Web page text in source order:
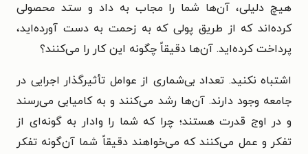
هیچ دلیلی، آن‌ها شما را مجاب به داد و ستد محصولی
کرده‌اند که از طریق پولی که به زحمت به دست آورده‌اید،
پرداخت کرده‌اید. آن‌ها دقیقاً چگونه این کار را می‌کنند؟
اشتباه نکنید. تعداد بی‌شماری از عوامل تأثیرگذار اجرایی در
جامعه وجود دارند. آن‌ها رشد می‌کنند و به کامیابی می‌رسند
و در اوج قدرت هستند؛ چرا که شما را وادار به گونه‌ای از
تفکر و عمل می‌کنند که می‌خواهند دقیقاً شما آن‌گونه تفکر